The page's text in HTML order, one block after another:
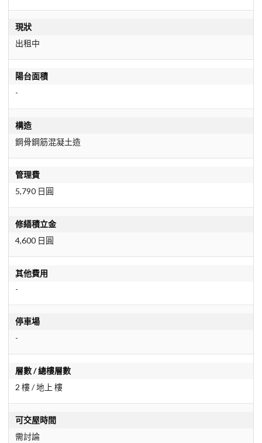
現狀
出租中
陽台面積
-
構造
鋼骨鋼筋混凝土造
管理費
5,790 日圓
修繕積立金
4,600 日圓
其他費用
-
停車場
-
層數 / 總樓層數
2 樓 / 地上 樓
可交屋時間
需討論